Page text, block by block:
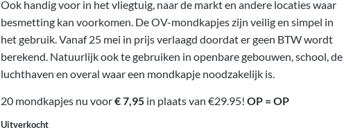
Ook handig voor in het vliegtuig, naar de markt en andere locaties waar
besmetting kan voorkomen. De OV-mondkapjes zijn veilig en simpel in
het gebruik. Vanaf 25 mei in prijs verlaagd doordat er geen BTW wordt
berekend. Natuurlijk ook te gebruiken in openbare gebouwen, school, de
luchthaven en overal waar een mondkapje noodzakelijk is.
20 mondkapjes nu voor€ 7,95 in plaats van €29.95!OP = OP
Uitverkocht